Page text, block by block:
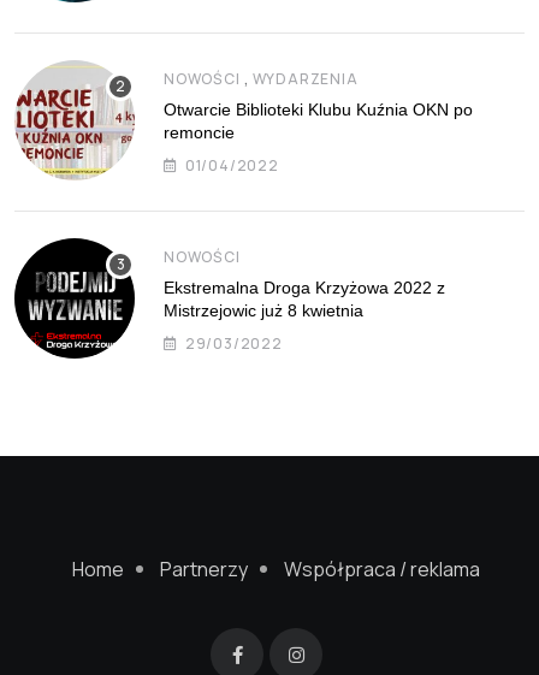
NOWOŚCI , WYDARZENIA
Otwarcie Biblioteki Klubu Kuźnia OKN po
remoncie
01/04/2022
NOWOŚCI
Ekstremalna Droga Krzyżowa 2022 z
Mistrzejowic już 8 kwietnia
29/03/2022
Home Partnerzy Współpraca / reklama